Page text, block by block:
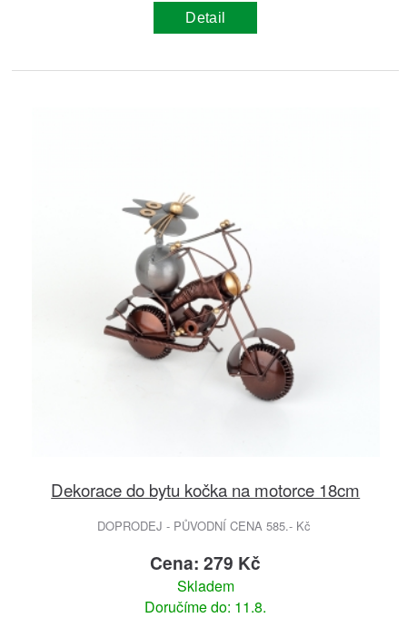
Detail
Dekorace do bytu kočka na motorce 18cm
DOPRODEJ - PŮVODNÍ CENA 585.- Kč
Cena: 279 Kč
Skladem
Doručíme do: 11.8.